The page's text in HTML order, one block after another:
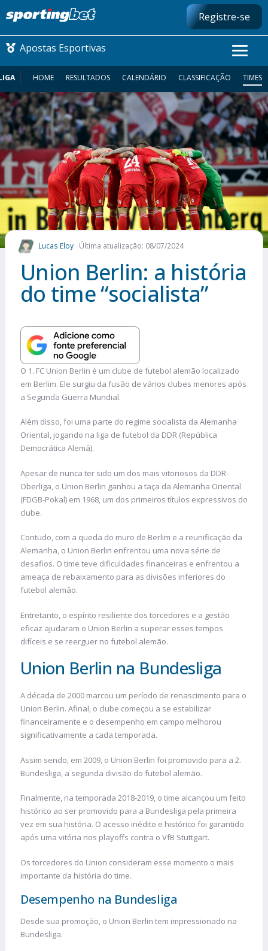
Registre-se
Apostas Esportivas
CONMEBOL LIBERTADORES
FUTEBOL NACIONAL
FUTEBOL INTERNACIONAL
COMO APOSTAR
MAIS ESPORTES
HOME RESULTADOS CALENDÁRIO CLASSIFICAÇÃO TIMES
Lucas Eloy Última atualização: 08/07/2024
Union Berlin: a história
do time “socialista”
O 1. FC Union Berlin é um clube de futebol alemão localizado
em Berlim. Ele surgiu da fusão de vários clubes menores após
a Segunda Guerra Mundial.
Além disso, foi uma parte do regime socialista da Alemanha
Oriental, jogando na liga de futebol da DDR (República
Democrática Alemã).
Apesar de nunca ter sido um dos mais vitoriosos da DDR-
Oberliga, o Union Berlin ganhou a taça da Alemanha Oriental
(FDGB-Pokal) em 1968, um dos primeiros títulos expressivos do
clube.
Contudo, com a queda do muro de Berlim e a reunificação da
Alemanha, o Union Berlin enfrentou uma nova série de
desafios. O time teve dificuldades financeiras e enfrentou a
ameaça de rebaixamento para as divisões inferiores do
futebol alemão.
Entretanto, o espírito resiliente dos torcedores e a gestão
eficaz ajudaram o Union Berlin a superar esses tempos
difíceis e se reerguer no futebol alemão.
Union Berlin na Bundesliga
A década de 2000 marcou um período de renascimento para o
Union Berlin. Afinal, o clube começou a se estabilizar
financeiramente e o desempenho em campo melhorou
significativamente a cada temporada.
Assim sendo, em 2009, o Union Berlin foi promovido para a 2.
Bundesliga, a segunda divisão do futebol alemão.
Finalmente, na temporada 2018-2019, o time alcançou um feito
histórico ao ser promovido para a Bundesliga pela primeira
vez em sua história. O acesso inédito e histórico foi garantido
após uma vitória nos playoffs contra o VfB Stuttgart.
Os torcedores do Union consideram esse momento o mais
importante da história do time.
Desempenho na Bundesliga
Desde sua promoção, o Union Berlin tem impressionado na
Bundesliga.